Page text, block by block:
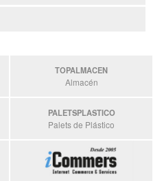
TOPALMACEN
Almacén
PALETSPLASTICO
Palets de Plástico